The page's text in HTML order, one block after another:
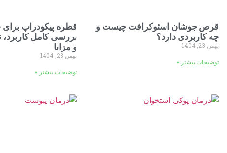
قرص جوشان اسئوکرافت چیست و
چه کاربردی دارد؟
بهمن 23, 1404
توضیحات بیشتر »
قطره پیکودراپ
بررسی کامل
و مزایا
بهمن 23, 1404
توضیحات بیشتر »